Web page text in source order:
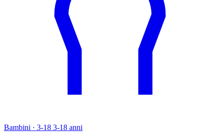
Bambini · 3-18 3-18 anni